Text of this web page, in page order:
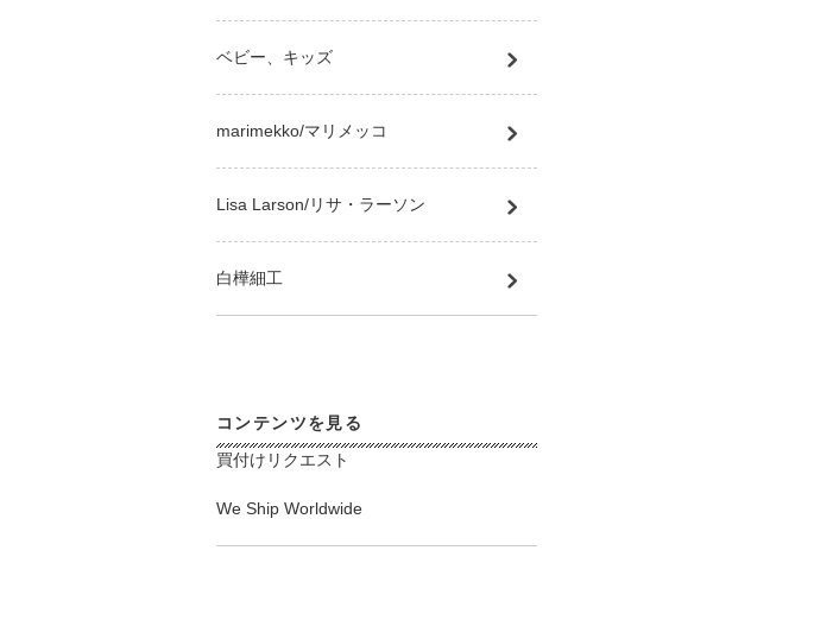
ベビー、キッズ
marimekko/マリメッコ
Lisa Larson/リサ・ラーソン
白樺細工
コンテンツを見る
買付けリクエスト
We Ship Worldwide